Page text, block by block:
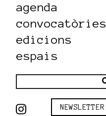
agenda
convocatòries
edicions
espais
NEWSLETTER